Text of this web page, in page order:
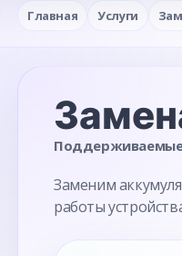
Главная Услуги
Заменим
работы